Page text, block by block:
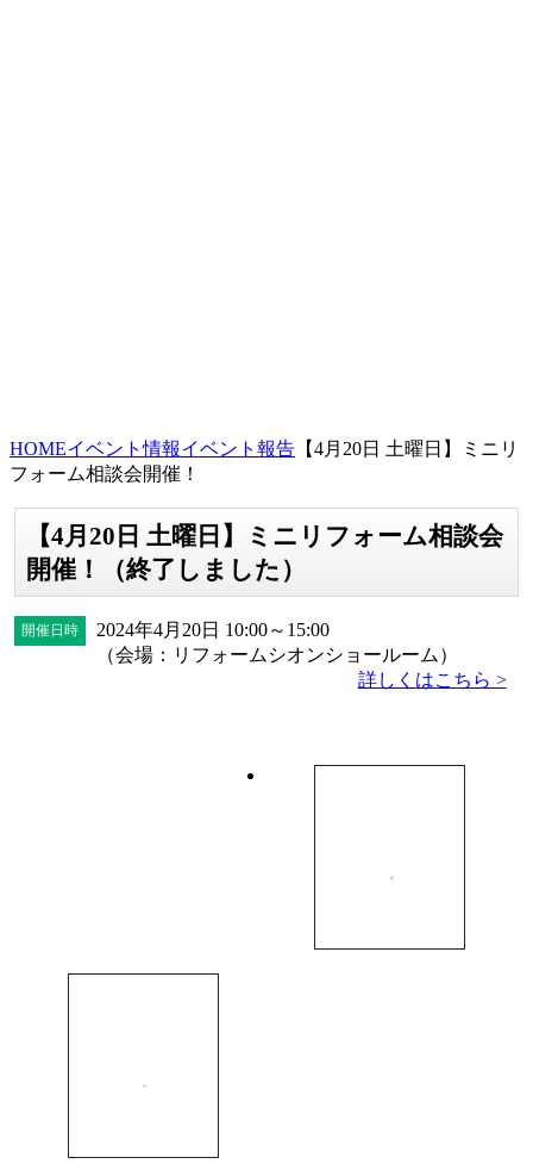
HOMEイベント情報イベント報告 【4月20日 土曜日】ミニリ
フォーム相談会開催！
【4月20日 土曜日】ミニリフォーム相談会
開催！（終了しました）
開催日時
2024年4月20日 10:00～15:00
（会場：リフォームシオンショールーム）
詳しくはこちら >